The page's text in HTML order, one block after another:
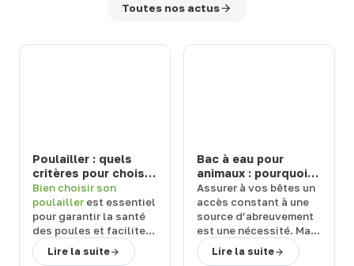
Toutes nos actus
Poulailler : quels
critères pour choisir
un modèle durable
et facile à entretenir
?
Bien choisir son
poulailler est essentiel
pour garantir la santé
des poules et faciliter
l’entretien
au
quotidien. Face aux
Lire la suite
Bac à eau pour
animaux : pourquoi
choisir un abreuvoir
de la marque Suevia
?
Assurer à vos bêtes un
accès constant à une
source d’abreuvement
est une nécessité. Mais
quel équipement
choisir ?Terwagne,
Lire la suite